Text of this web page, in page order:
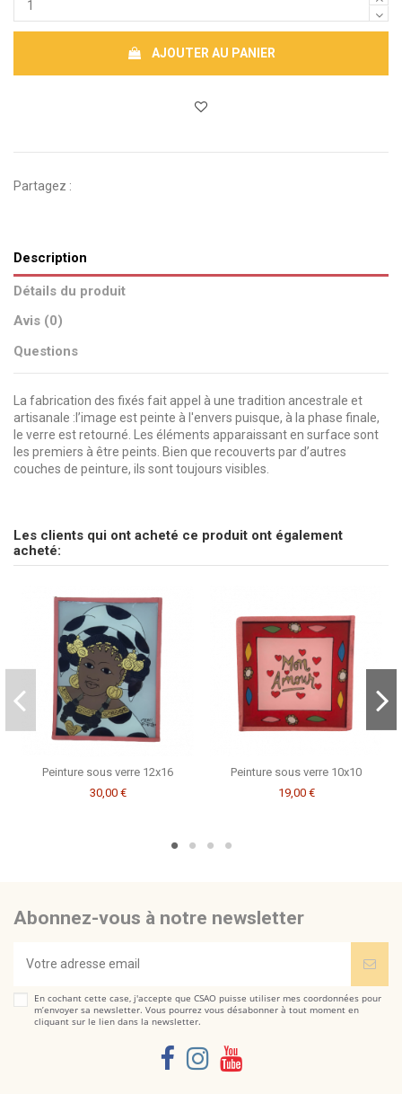
AJOUTER AU PANIER
Partagez :
Description
Détails du produit
Avis (0)
Questions
La fabrication des fixés fait appel à une tradition ancestrale et
artisanale :l’image est peinte à l'envers puisque, à la phase finale,
le verre est retourné. Les éléments apparaissant en surface sont
les premiers à être peints. Bien que recouverts par d’autres
couches de peinture, ils sont toujours visibles.
Peinture Personnages
Soyez le premier à poser une question sur ce produit !
Les clients qui ont acheté ce produit ont également
acheté:
Peinture sous verre 12x16
30,00 €
Peinture sous verre 10x10
19,00 €
Abonnez-vous à notre newsletter
En cochant cette case, j'accepte que CSAO puisse utiliser mes coordonnées pour
m’envoyer sa newsletter. Vous pourrez vous désabonner à tout moment en
cliquant sur le lien dans la newsletter.